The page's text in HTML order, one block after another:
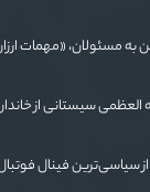
به مسئولان، «مهمات
نمایندگان حضرت
از سیاسی‌ترین فینال